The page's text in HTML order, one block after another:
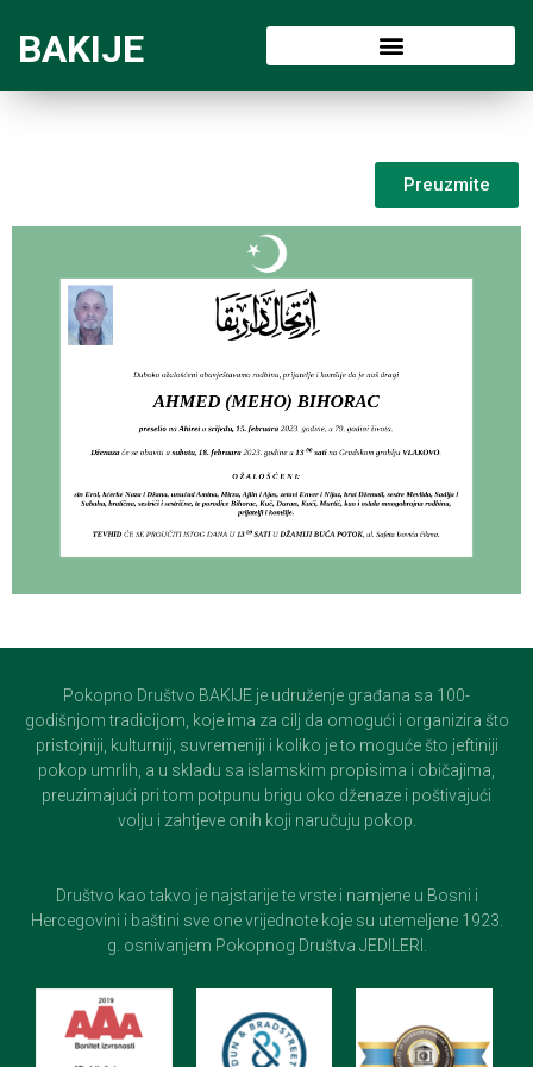
BAKIJE
Preuzmite
Pokopno Društvo BAKIJE je udruženje građana sa 100-
godišnjom tradicijom, koje ima za cilj da omogući i organizira što
pristojniji, kulturniji, suvremeniji i koliko je to moguće što jeftiniji
pokop umrlih, a u skladu sa islamskim propisima i običajima,
preuzimajući pri tom potpunu brigu oko dženaze i poštivajući
volju i zahtjeve onih koji naručuju pokop.
Društvo kao takvo je najstarije te vrste i namjene u Bosni i
Hercegovini i baštini sve one vrijednote koje su utemeljene 1923.
g. osnivanjem Pokopnog Društva JEDILERI.